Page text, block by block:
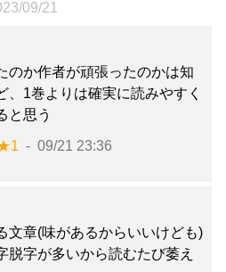
09/21
のか作者が頑張ったのかは知
、1巻よりは確実に読みやすく
と思う
09/21 23:36
文章(味があるからいいけども)
脱字が多いから読むたび萎え